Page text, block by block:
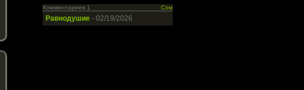
Комментариев 1 Сом
Равнодушие - 02/19/2026